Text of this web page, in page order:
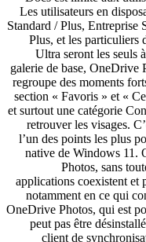
Les utilisateurs en
Standard / Plus, Entreprise
Plus, et les particuliers
Ultra seront les seuls
galerie de base, OneDrive
regroupe des moments
section « Favoris » et «
et surtout une catégorie
retrouver les visages.
l’un des points les plus
native de Windows 11.
Photos, sans
applications coexistent et
notamment en ce qui
OneDrive Photos, qui est
peut pas être
client de